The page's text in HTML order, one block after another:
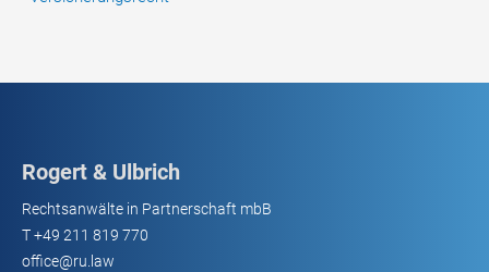
Rogert & Ulbrich
Rechtsanwälte in Partnerschaft mbB
T+49 211 819 770
office@ru.law